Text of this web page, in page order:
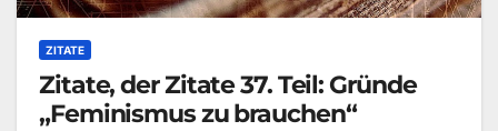
ZITATE
Zitate, der Zitate 37. Teil: Gründe
„Feminismus zu brauchen“